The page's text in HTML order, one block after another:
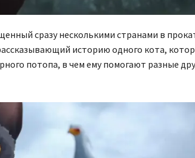
сразу несколькими странами в
историю одного кота,
потопа, в чем ему помогают разные